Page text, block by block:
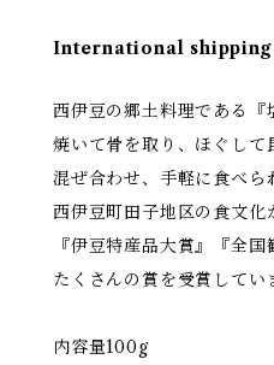
International
西伊豆の郷土料理である
焼いて骨を取り、ほぐし
混ぜ合わせ、手軽に食べ
西伊豆町田子地区の食文
『伊豆特産品大賞』『全
たくさんの賞を受賞してい
内容量100g